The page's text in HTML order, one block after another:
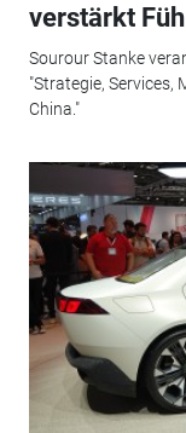
verstärkt
Sourour Stanke
"Strategie, Services,
China."